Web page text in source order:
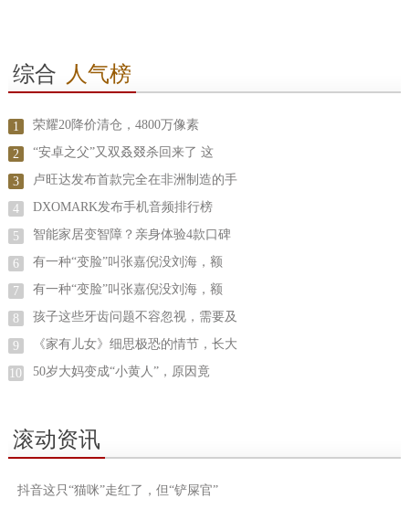
综合 人气榜
1 荣耀20降价清仓，4800万像素
2 “安卓之父”又双叒叕杀回来了 这
3 卢旺达发布首款完全在非洲制造的手
4 DXOMARK发布手机音频排行榜
5 智能家居变智障？亲身体验4款口碑
6 有一种“变脸”叫张嘉倪没刘海，额
7 有一种“变脸”叫张嘉倪没刘海，额
8 孩子这些牙齿问题不容忽视，需要及
9 《家有儿女》细思极恐的情节，长大
10 50岁大妈变成“小黄人”，原因竟
滚动资讯
抖音这只“猫咪”走红了，但“铲屎官”